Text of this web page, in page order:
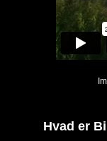
Hvad er